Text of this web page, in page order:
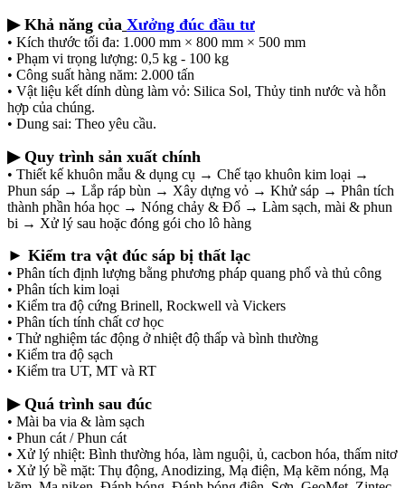
▶ Khả năng của Xưởng đúc đầu tư
• Kích thước tối đa: 1.000 mm × 800 mm × 500 mm
• Phạm vi trọng lượng: 0,5 kg - 100 kg
• Công suất hàng năm: 2.000 tấn
• Vật liệu kết dính dùng làm vỏ: Silica Sol, Thủy tinh nước và hỗn
hợp của chúng.
• Dung sai: Theo yêu cầu.
▶ Quy trình sản xuất chính
• Thiết kế khuôn mẫu & dụng cụ → Chế tạo khuôn kim loại →
Phun sáp → Lắp ráp bùn → Xây dựng vỏ → Khử sáp → Phân tích
thành phần hóa học → Nóng chảy & Đổ → Làm sạch, mài & phun
bi → Xử lý sau hoặc đóng gói cho lô hàng
► Kiểm tra vật đúc sáp bị thất lạc
• Phân tích định lượng bằng phương pháp quang phổ và thủ công
• Phân tích kim loại
• Kiểm tra độ cứng Brinell, Rockwell và Vickers
• Phân tích tính chất cơ học
• Thử nghiệm tác động ở nhiệt độ thấp và bình thường
• Kiểm tra độ sạch
• Kiểm tra UT, MT và RT
▶ Quá trình sau đúc
• Mài ba via & làm sạch
• Phun cát / Phun cát
• Xử lý nhiệt: Bình thường hóa, làm nguội, ủ, cacbon hóa, thấm nitơ
• Xử lý bề mặt: Thụ động, Anodizing, Mạ điện, Mạ kẽm nóng, Mạ